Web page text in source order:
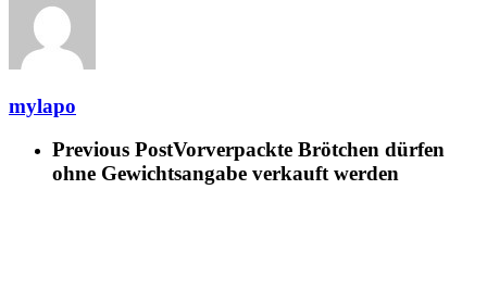
mylapo
Previous PostVorverpackte Brötchen dürfen
ohne Gewichtsangabe verkauft werden